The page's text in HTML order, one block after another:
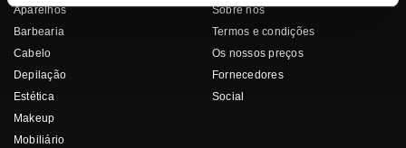
Aparelhos
Barbearia
Cabelo
Depilação
Estética
Makeup
Mobiliário
Sobre nós
Termos e condições
Os nossos preços
Fornecedores
Social